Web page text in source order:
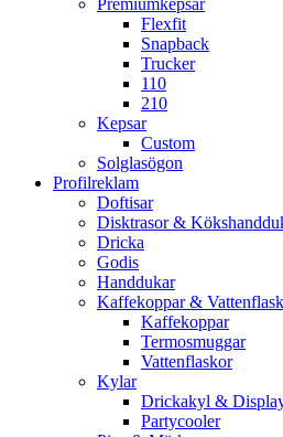
Premiumkepsar
Flexfit
Snapback
Trucker
110
210
Kepsar
Custom
Solglasögon
Profilreklam
Doftisar
Disktrasor &
Dricka
Godis
Handdukar
Kaffekoppar &
Kaffekoppar
Termosmuggar
Vattenflaskor
Kylar
Drickakyl &
Partycooler